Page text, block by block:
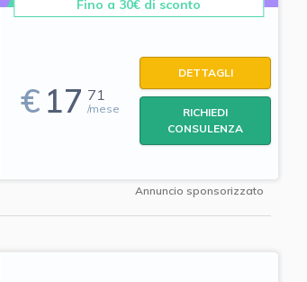
Fino a 30€ di sconto
€ 17 71
/mese
DETTAGLI
RICHIEDI
CONSULENZA
Annuncio sponsorizzato